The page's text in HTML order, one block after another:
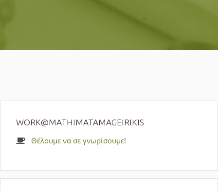
WORK@MATHIMATAMAGEIRIKIS
Θέλουμε να σε γνωρίσουμε!